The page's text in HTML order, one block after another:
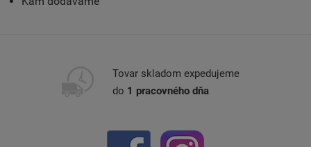
Tovar skladom expedujeme
do 1 pracovného dňa